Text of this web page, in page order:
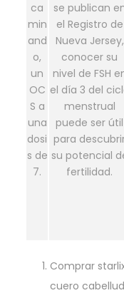
ca
min
and
o,
un
OC
S a
una
dosi
s de
7.
se publican
el Registro de
Nueva Jersey,
conocer su
nivel de FSH
el día 3 del
menstrual
puede ser útil
para
su potencial
fertilidad.
Comprar
cuero